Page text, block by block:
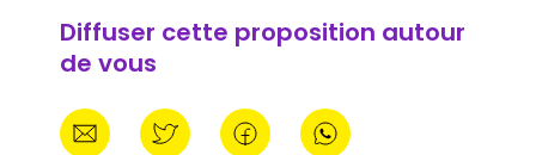
Diffuser cette proposition autour
de vous